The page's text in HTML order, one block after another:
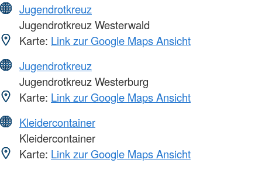
Jugendrotkreuz
Jugendrotkreuz Westerwald
Karte: Link zur Google Maps Ansicht
Jugendrotkreuz
Jugendrotkreuz Westerburg
Karte: Link zur Google Maps Ansicht
Kleidercontainer
Kleidercontainer
Karte: Link zur Google Maps Ansicht